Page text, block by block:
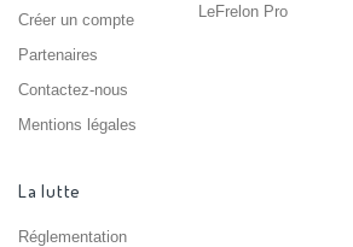
Créer un compte
Partenaires
Contactez-nous
Mentions légales
LeFrelon Pro
La lutte
Réglementation